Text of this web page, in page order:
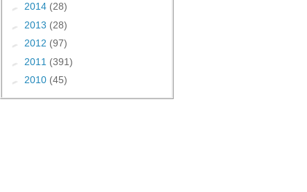
► 2014 (28)
► 2013 (28)
► 2012 (97)
► 2011 (391)
► 2010 (45)